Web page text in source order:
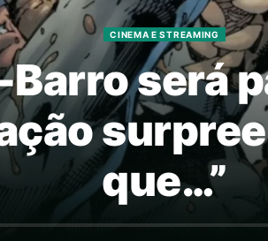
CINEMA E STREAMING
será
que…”